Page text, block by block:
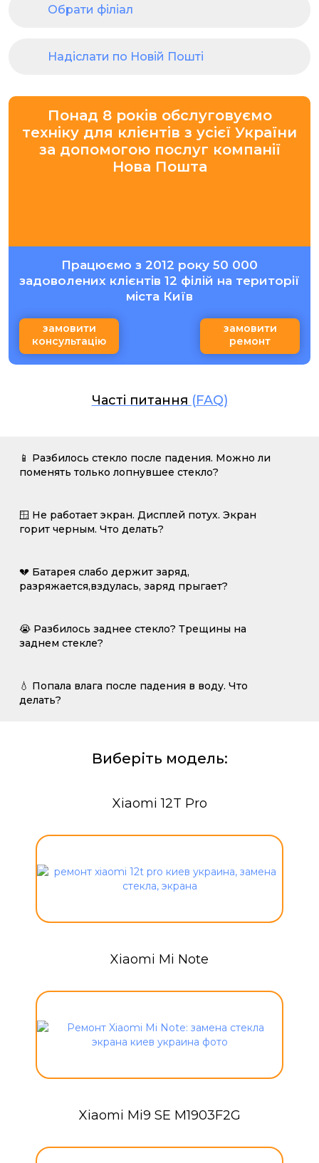
Обрати філіал
Надіслати по Новій Пошті
Понад 8 років обслуговуємо
техніку для клієнтів з усієї України
за допомогою послуг компанії
Нова Пошта
Працюємо з 2012 року 50 000
задоволених клієнтів 12 філій на території
міста Київ
замовити
консультацію
замовити
ремонт
Часті питання (FAQ)
📱 Разбилось стекло после падения. Можно ли
поменять только лопнувшее стекло?
🪟 Не работает экран. Дисплей потух. Экран
горит черным. Что делать?
💔 Батарея слабо держит заряд,
разряжается,вздулась, заряд прыгает?
😭 Разбилось заднее стекло? Трещины на
заднем стекле?
💧 Попала влага после падения в воду. Что
делать?
Виберіть модель:
Xiaomi 12T Pro
Xiaomi Mi Note
Xiaomi Mi9 SE M1903F2G